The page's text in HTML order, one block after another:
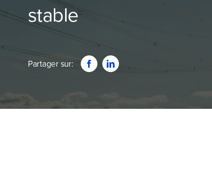
stable
Partager sur: